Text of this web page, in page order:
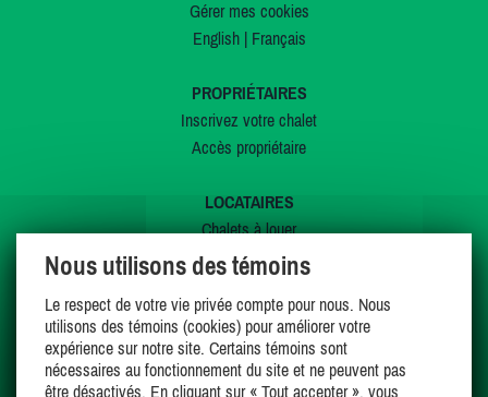
Gérer mes cookies
English| Français
PROPRIÉTAIRES
Inscrivez votre chalet
Accès propriétaire
LOCATAIRES
Chalets à louer
Chalets à vendre
Offres spéciales
Mes favoris
Nous utilisons des témoins
Le respect de votre vie privée compte pour nous. Nous
utilisons des témoins (cookies) pour améliorer votre
expérience sur notre site. Certains témoins sont
nécessaires au fonctionnement du site et ne peuvent pas
être désactivés. En cliquant sur « Tout accepter », vous